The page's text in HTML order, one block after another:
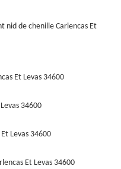
de chenille Carlencas Et
Et Levas 34600
34600
Levas 34600
Et Levas 34600